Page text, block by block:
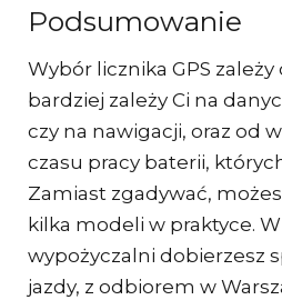
Podsumowanie
Wybór licznika GPS
bardziej zależy Ci na
czy na nawigacji, oraz od
czasu pracy baterii,
Zamiast zgadywać,
kilka modeli w praktyce.
wypożyczalni dobierzesz
jazdy, z odbiorem w